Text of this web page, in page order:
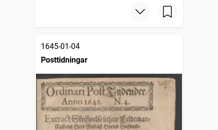
1645-01-04
Posttidningar